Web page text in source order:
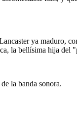
ya maduro,
la bellísima hija del
la banda sonora.